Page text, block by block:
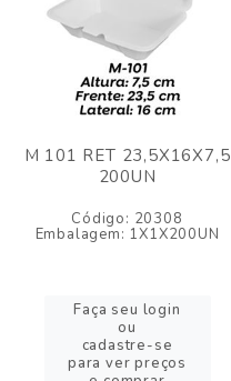
M 101 RET 23,5X16X7,5
200UN
Código: 20308
Embalagem: 1X1X200UN
Faça seu login
ou
cadastre-se
para ver preços